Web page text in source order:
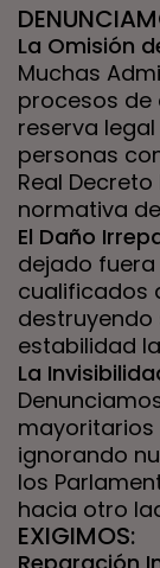
La Omisión
Muchas
procesos de
reserva
personas
Real Decreto
normativa
El Daño
dejado
cualificados
destruyendo
estabilidad
La
ignorando
los
hacia otro
EXIGIMOS:
Reparación